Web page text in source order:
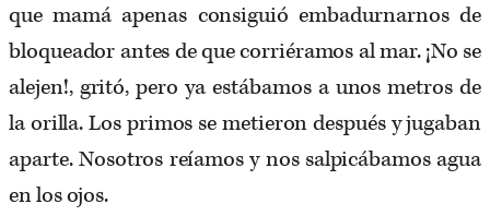
que mamá apenas consiguió embadurnarnos de
bloqueador antes de que corriéramos al mar. ¡No se
alejen!, gritó, pero ya estábamos a unos metros de
la orilla. Los primos se metieron después y jugaban
aparte. Nosotros reíamos y nos salpicábamos agua
en los ojos.